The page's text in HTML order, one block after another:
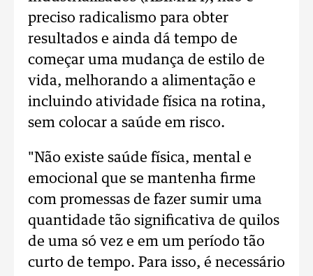
preciso radicalismo para obter
resultados e ainda dá tempo de
começar uma mudança de estilo de
vida, melhorando a alimentação e
incluindo atividade física na rotina,
sem colocar a saúde em risco.
"Não existe saúde física, mental e
emocional que se mantenha firme
com promessas de fazer sumir uma
quantidade tão significativa de quilos
de uma só vez e em um período tão
curto de tempo. Para isso, é necessário